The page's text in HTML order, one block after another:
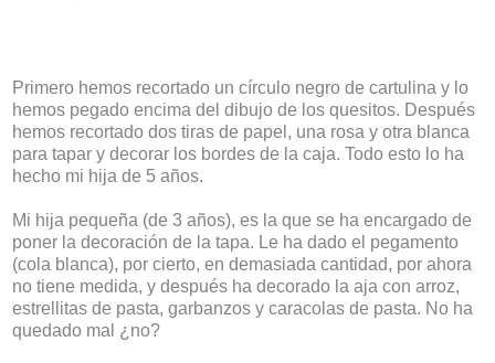
Primero hemos recortado un círculo negro de cartulina y lo
hemos pegado encima del dibujo de los quesitos. Después
hemos recortado dos tiras de papel, una rosa y otra blanca
para tapar y decorar los bordes de la caja. Todo esto lo ha
hecho mi hija de 5 años.
Mi hija pequeña (de 3 años), es la que se ha encargado de
poner la decoración de la tapa. Le ha dado el pegamento
(cola blanca), por cierto, en demasiada cantidad, por ahora
no tiene medida, y después ha decorado la aja con arroz,
estrellitas de pasta, garbanzos y caracolas de pasta. No ha
quedado mal ¿no?